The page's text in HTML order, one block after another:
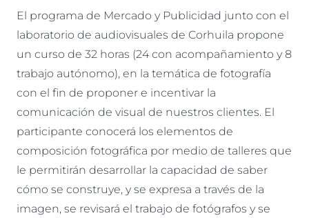
El programa de Mercado y Publicidad junto con el
laboratorio de audiovisuales de Corhuila propone
un curso de 32 horas (24 con acompañamiento y 8
trabajo autónomo), en la temática de fotografía
con el fin de proponer e incentivar la
comunicación de visual de nuestros clientes. El
participante conocerá los elementos de
composición fotográfica por medio de talleres que
le permitirán desarrollar la capacidad de saber
cómo se construye, y se expresa a través de la
imagen, se revisará el trabajo de fotógrafos y se